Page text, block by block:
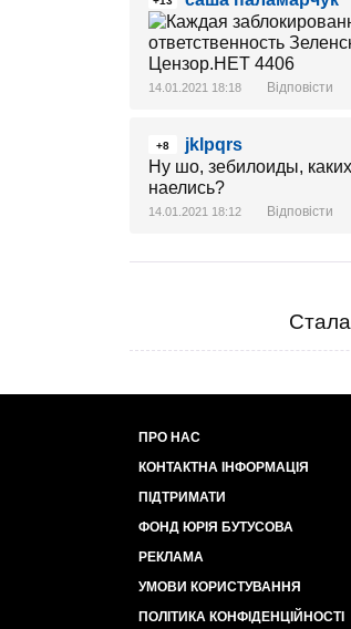
14.01.2021 18:18 Відповісти
+8
jklpqrs
Ну шо, зебилоиды,
наелись?
14.01.2021 18:12 Відповісти
ПРО НАС
КОНТАКТНА ІНФОРМАЦІЯ
ПІДТРИМАТИ
ФОНД ЮРІЯ БУТУСОВА
РЕКЛАМА
УМОВИ КОРИСТУВАННЯ
ПОЛІТИКА КОНФІДЕНЦІЙНОСТІ